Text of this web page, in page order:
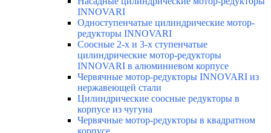
INNOVARI
Одноступенчатые цилиндрические мотор-
редукторы INNOVARI
Соосные 2-х и 3-х ступенчатые
цилиндрические мотор-редукторы
INNOVARI в алюминиевом корпусе
Червячные мотор-редукторы INNOVARI из
нержавеющей стали
Цилиндрические соосные редукторы в
корпусе из чугуна
Червячные мотор-редукторы в квадратном